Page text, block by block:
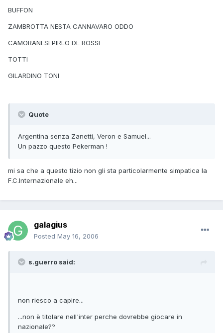
BUFFON
ZAMBROTTA NESTA CANNAVARO ODDO
CAMORANESI PIRLO DE ROSSI
TOTTI
GILARDINO TONI
Quote
Argentina senza Zanetti, Veron e Samuel...
Un pazzo questo Pekerman !
mi sa che a questo tizio non gli sta particolarmente simpatica la
F.C.Internazionale eh...
galagius
Posted May 16, 2006
s.guerro said:
non riesco a capire...
...non è titolare nell'inter perche dovrebbe giocare in
nazionale??